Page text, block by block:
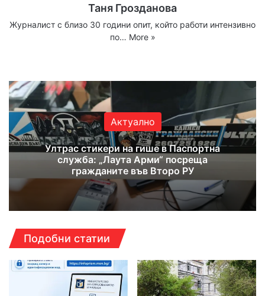
Таня Грозданова
Журналист с близо 30 години опит, който работи интензивно
по… More »
Актуално
Ултрас стикери на гише в Паспортна
служба: „Лаута Арми“ посреща
гражданите във Второ РУ
Подобни статии